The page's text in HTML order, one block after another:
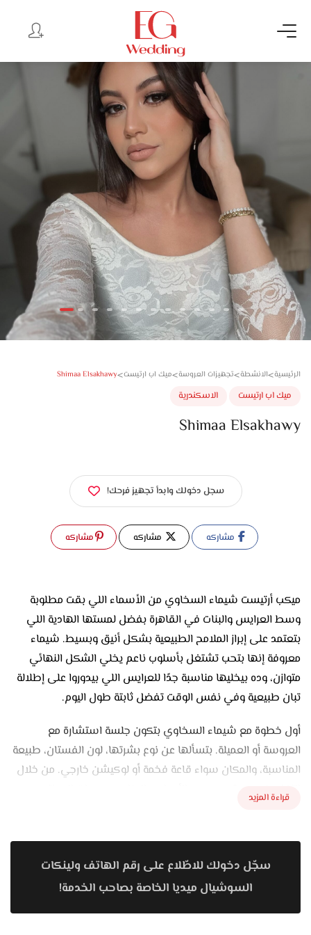
اب ارتيست الاسكندرية
سجل دخولك وابدأ تجهيز فرحك!
مشاركه مشاركه مشاركه
ميكب أرتيست شيماء السخاوي من الأسماء اللي بقت مطلوبة
وسط العرايس والبنات في القاهرة بفضل لمستها الهادية اللي
بتعتمد على إبراز الملامح الطبيعية بشكل أنيق وبسيط. شيماء
معروفة إنها بتحب تشتغل بأسلوب ناعم يخلي الشكل النهائي
متوازن، وده بيخليها مناسبة جدًا للعرايس اللي بيدوروا على إطلالة
تبان طبيعية وفي نفس الوقت تفضل ثابتة طول اليوم.
أول خطوة مع شيماء السخاوي بتكون جلسة استشارة مع
العروسة أو العميلة. بتسألها عن نوع بشرتها، لون الفستان، طبيعة
المناسبة، والمكان سواء قاعة فخمة أو لوكيشن خارجي. من خلال
التفاصيل دي بتحدد كريم الأساس المناسب، درجات الكونتور
شيماء بتهتم جدًا بعمل بروفة قبل الفرح خصوصًا للعرايس. البروفة
بتتعمل قبل المناسبة بيومين أو تلاتة، وبتجرب فيها كذا شكل
قراءة المزيد
سجّل دخولك للاطّلاع على رقم الهاتف ولينكات
السوشيال ميديا الخاصة بصاحب الخدمة!